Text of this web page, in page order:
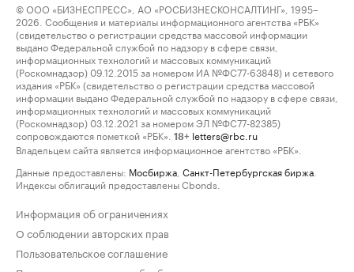
© ООО «БИЗНЕСПРЕСС», АО «РОСБИЗНЕСКОНСАЛТИНГ», 1995–
2026. Сообщения и материалы информационного агентства «РБК»
(свидетельство о регистрации средства массовой информации
выдано Федеральной службой по надзору в сфере связи,
информационных технологий и массовых коммуникаций
(Роскомнадзор) 09.12.2015 за номером ИА №ФС77-63848) и сетевого
издания «РБК» (свидетельство о регистрации средства массовой
информации выдано Федеральной службой по надзору в сфере связи,
информационных технологий и массовых коммуникаций
(Роскомнадзор) 03.12.2021 за номером ЭЛ №ФС77-82385)
сопровождаются пометкой «РБК».
18+ letters@rbc.ru
Владельцем сайта является информационное агентство «РБК».
Данные предоставлены: Мосбиржа Санкт-Петербургская биржа
Индексы облигаций предоставлены Cbonds.
Информация об ограничениях
О соблюдении авторских прав
Пользовательское соглашение